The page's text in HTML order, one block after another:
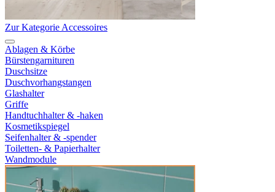
Zur Kategorie Accessoires
Ablagen & Körbe
Bürstengarnituren
Duschsitze
Duschvorhangstangen
Glashalter
Griffe
Handtuchhalter & -haken
Kosmetikspiegel
Seifenhalter & -spender
Toiletten- & Papierhalter
Wandmodule